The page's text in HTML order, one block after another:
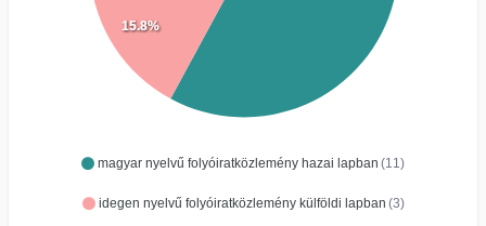
magyar nyelvű folyóiratközlemény hazai lapban (11)
idegen nyelvű folyóiratközlemény külföldi lapban (3)
15.8%